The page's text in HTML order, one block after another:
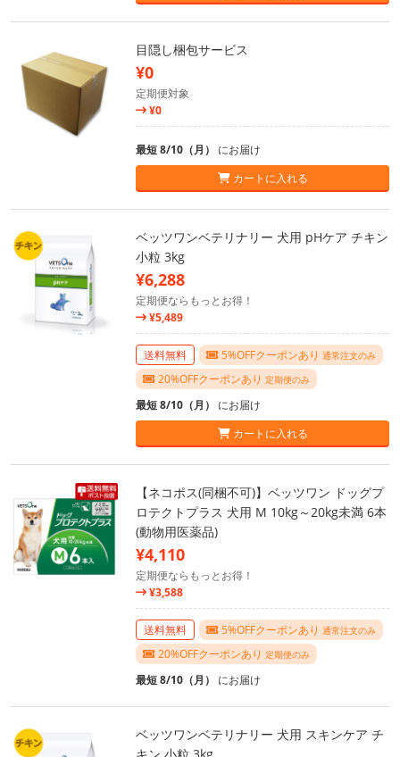
目隠し梱包サービス
¥0
定期便対象
¥0
最短 8/10（月） にお届け
カートに入れる
ベッツワンベテリナリー 犬用 pHケア チキン
小粒 3kg
¥6,288
定期便ならもっとお得！
¥5,489
送料無料 5%OFFクーポンあり 通常注文のみ
20%OFFクーポンあり 定期便のみ
最短 8/10（月） にお届け
カートに入れる
【ネコポス(同梱不可)】ベッツワン ドッグプ
ロテクトプラス 犬用 M 10kg～20kg未満 6本
(動物用医薬品)
¥4,110
定期便ならもっとお得！
¥3,588
送料無料 5%OFFクーポンあり 通常注文のみ
20%OFFクーポンあり 定期便のみ
最短 8/10（月） にお届け
ベッツワンベテリナリー 犬用 スキンケア チ